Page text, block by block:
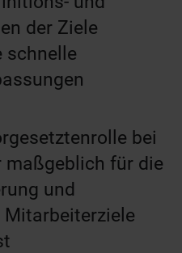
der Ziele
schnelle
bei
maßgeblich für die
und
Mitarbeiterziele